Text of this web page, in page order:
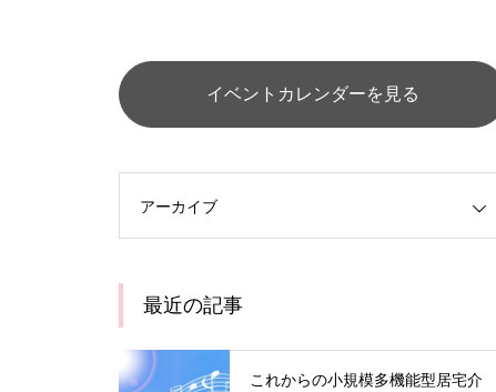
イベントカレンダーを見る
アーカイブ
最近の記事
これからの小規模多機能型居宅介